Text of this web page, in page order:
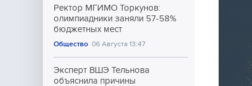
Ректор МГИМО Торкунов:
олимпиадники заняли 57-58%
бюджетных мест
Общество 06 Августа 13:47
Эксперт ВШЭ Тельнова
объяснила причины